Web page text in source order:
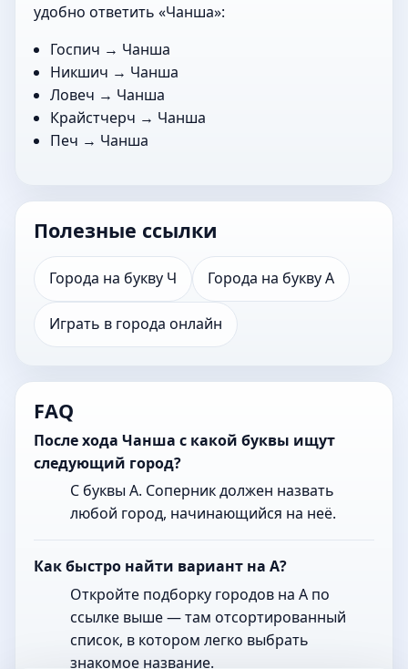
удобно ответить «Чанша»:
Госпич → Чанша
Никшич → Чанша
Ловеч → Чанша
Крайстчерч → Чанша
Печ → Чанша
Полезные ссылки
Города на букву Ч Города на букву А
Играть в города онлайн
FAQ
После хода Чанша с какой буквы ищут
следующий город?
С буквы А. Соперник должен назвать
любой город, начинающийся на неё.
Как быстро найти вариант на А?
Откройте подборку городов на А по
ссылке выше — там отсортированный
список, в котором легко выбрать
знакомое название.